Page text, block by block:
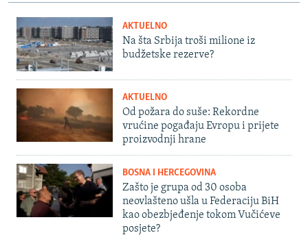
AKTUELNO
Na šta Srbija troši milione iz
budžetske rezerve?
AKTUELNO
Od požara do suše: Rekordne
vrućine pogađaju Evropu i prijete
proizvodnji hrane
BOSNA I HERCEGOVINA
Zašto je grupa od 30 osoba
neovlašteno ušla u Federaciju BiH
kao obezbjeđenje tokom Vučićeve
posjete?